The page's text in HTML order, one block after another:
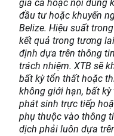
đầu tư hoặc khuyến
Belize. Hiệu suất
kết quả trong tương
định dựa trên thông
trách nhiệm. XTB sẽ
bất kỳ tổn thất hoặc
không giới hạn, bất
phát sinh trực tiếp
phụ thuộc vào thông
dịch phải luôn dựa